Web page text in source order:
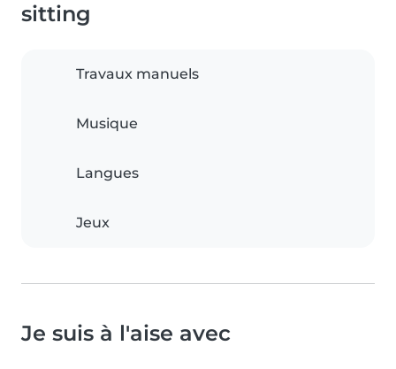
sitting
Travaux manuels
Musique
Langues
Jeux
Je suis à l'aise avec